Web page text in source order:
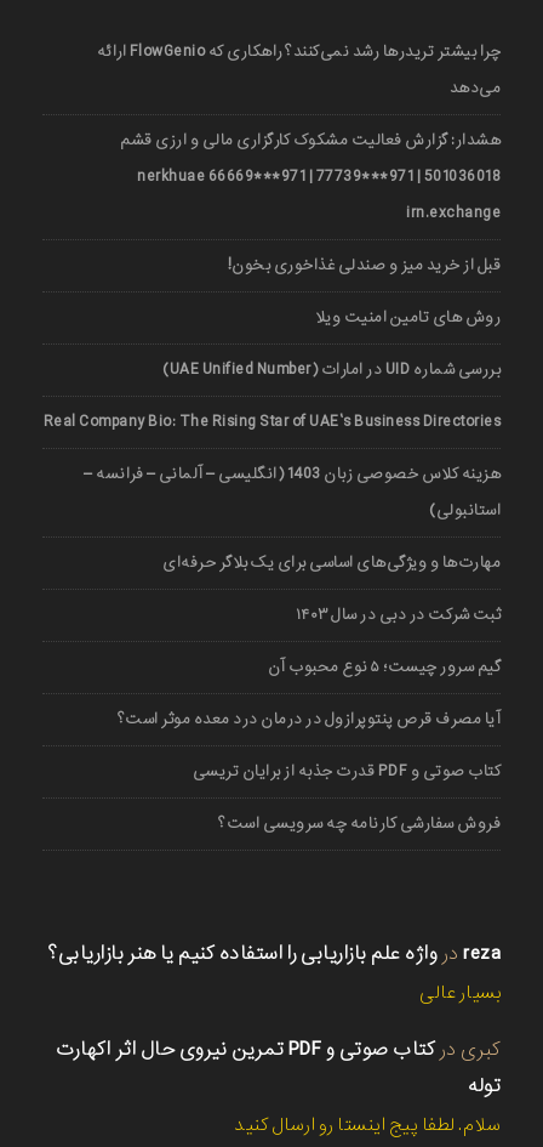
چرا بیشتر تریدرها رشد نمی‌کنند؟ راهکاری که FlowGenio ارائه
می‌دهد
هشدار: گزارش فعالیت مشکوک کارگزاری مالی و ارزی قشم
501036018 | 971***77739 | 971***66669 nerkhuae
irn.exchange
قبل از خرید میز و صندلی غذاخوری بخون!
روش های تامین امنیت ویلا
بررسی شماره UID در امارات (UAE Unified Number)
Real Company Bio: The Rising Star of UAE’s Business Directories
هزینه کلاس خصوصی زبان 1403 (انگلیسی – آلمانی – فرانسه –
استانبولی)
مهارت‌ها و ویژگی‌های اساسی برای یک بلاگر حرفه‌ای
ثبت شرکت در دبی در سال ۱۴۰۳
گیم سرور چیست؛ ۵ نوع محبوب آن
آیا مصرف قرص پنتوپرازول در درمان درد معده موثر است؟
کتاب صوتی و PDF قدرت جذبه از برایان تریسی
فروش سفارشی کارنامه چه سرویسی است؟
reza در واژه علم بازاریابی را استفاده کنیم یا هنر بازاریابی؟
بسیار عالی
کبری در
کتاب صوتی و PDF تمرین نیروی حال اثر اکهارت
توله
سلام. لطفا پیج اینستا رو ارسال کنید